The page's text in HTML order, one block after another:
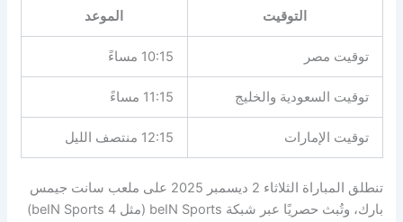
التوقيت الموعد
توقيت مصر 10:15 مساءً
توقيت السعودية والخليج 11:15 مساءً
توقيت الإمارات 12:15 منتصف الليل
تنطلق المباراة الثلاثاء 2 ديسمبر 2025 على ملعب سانت جيمس
بارك، وتُبث حصريًا عبر شبكة beIN Sports (مثل beIN Sports 4)